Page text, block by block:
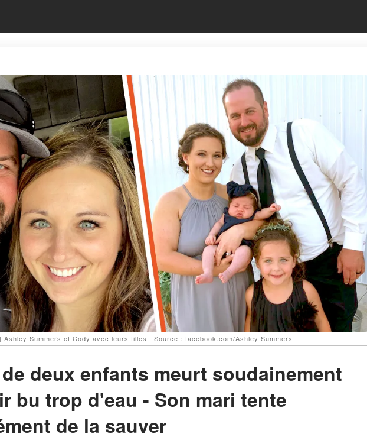
Ashley Summers et Cody avec leurs filles | Source : facebook.com/Ashley Summers
deux enfants meurt soudainement
bu trop d'eau - Son mari tente
de la sauver